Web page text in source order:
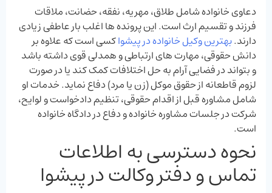
دعاوی خانواده شامل طلاق، مهریه، نفقه، حضانت، ملاقات
فرزند و تقسیم ارث است. این پرونده‌ ها اغلب بار عاطفی زیادی
دارند.بهترین وکیل خانواده در پیشواکسی است که علاوه بر
دانش حقوقی، مهارت‌ های ارتباطی و همدلی قوی داشته باشد
و بتواند در فضایی آرام به حل اختلافات کمک کند یا در صورت
لزوم قاطعانه از حقوق موکل (زن یا مرد) دفاع نماید. خدمات او
شامل مشاوره قبل از اقدام حقوقی، تنظیم دادخواست و لوایح،
شرکت در جلسات مشاوره خانواده و دفاع در دادگاه خانواده
است.
نحوه دسترسی به اطلاعات
تماس و دفتر وکالت در پیشوا